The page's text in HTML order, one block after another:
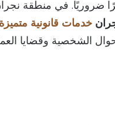
ضروريًا. في منطقة
خدمات قانونية
الشخصية وقضايا